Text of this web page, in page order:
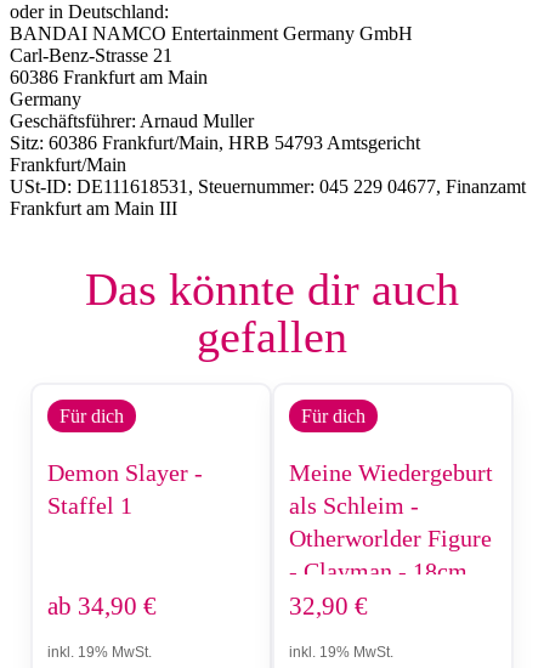
oder in Deutschland:
BANDAI NAMCO Entertainment Germany GmbH
Carl-Benz-Strasse 21
60386 Frankfurt am Main
Germany
Geschäftsführer: Arnaud Muller
Sitz: 60386 Frankfurt/Main, HRB 54793 Amtsgericht
Frankfurt/Main
USt-ID: DE111618531, Steuernummer: 045 229 04677, Finanzamt
Frankfurt am Main III
Das könnte dir auch
gefallen
Für dich
Demon Slayer -
Staffel 1
ab 34,90 €
inkl. 19% MwSt.
Für dich
Meine Wiedergeburt
als Schleim -
Otherworlder Figure
- Clayman - 18cm
32,90 €
inkl. 19% MwSt.